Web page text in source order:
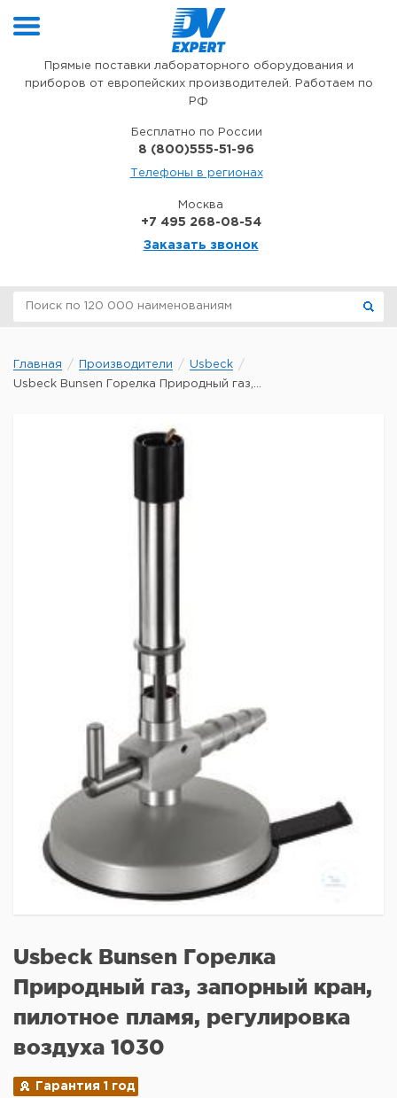
Прямые поставки лабораторного оборудования и
приборов от европейских производителей. Работаем по
РФ
Бесплатно по России
8 (800)555-51-96
Телефоны в регионах
Москва
+7 495 268-08-54
Заказать звонок
Главная Производители
Usbeck
Usbeck Bunsen Горелка Природный газ,...
Usbeck Bunsen Горелка
Природный газ, запорный кран,
пилотное пламя, регулировка
воздуха 1030
Гарантия 1 год